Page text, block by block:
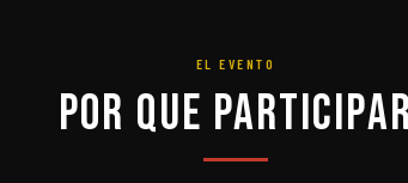
EL EVENTO
Por que participar